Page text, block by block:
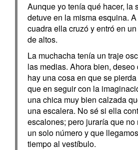
Aunque yo tenía qué hacer, la
detuve en la misma esquina.
cuadra ella cruzó y entró en
de altos.
La muchacha tenía un traje
las medias. Ahora bien,
hay una cosa en que se
que en seguir con la
una chica muy bien calzada
una escalera. No sé si ella
escalones; pero juraría que
un solo número y que
tiempo al vestíbulo.